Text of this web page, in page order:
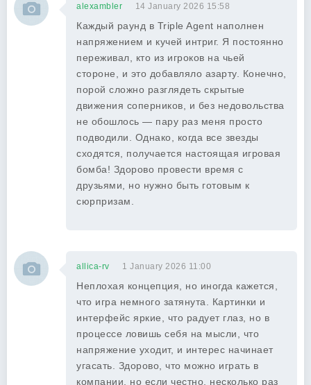
alexambler 14 January 2026 15:58
Каждый раунд в Triple Agent наполнен
напряжением и кучей интриг. Я постоянно
переживал, кто из игроков на чьей
стороне, и это добавляло азарту. Конечно,
порой сложно разглядеть скрытые
движения соперников, и без недовольства
не обошлось — пару раз меня просто
подводили. Однако, когда все звезды
сходятся, получается настоящая игровая
бомба! Здорово провести время с
друзьями, но нужно быть готовым к
сюрпризам.
allica-rv 1 January 2026 11:00
Неплохая концепция, но иногда кажется,
что игра немного затянута. Картинки и
интерфейс яркие, что радует глаз, но в
процессе ловишь себя на мысли, что
напряжение уходит, и интерес начинает
угасать. Здорово, что можно играть в
компании, но если честно, несколько раз